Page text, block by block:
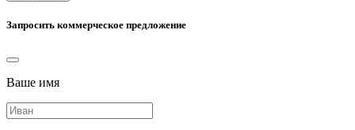
Запросить коммерческое предложение
Ваше имя